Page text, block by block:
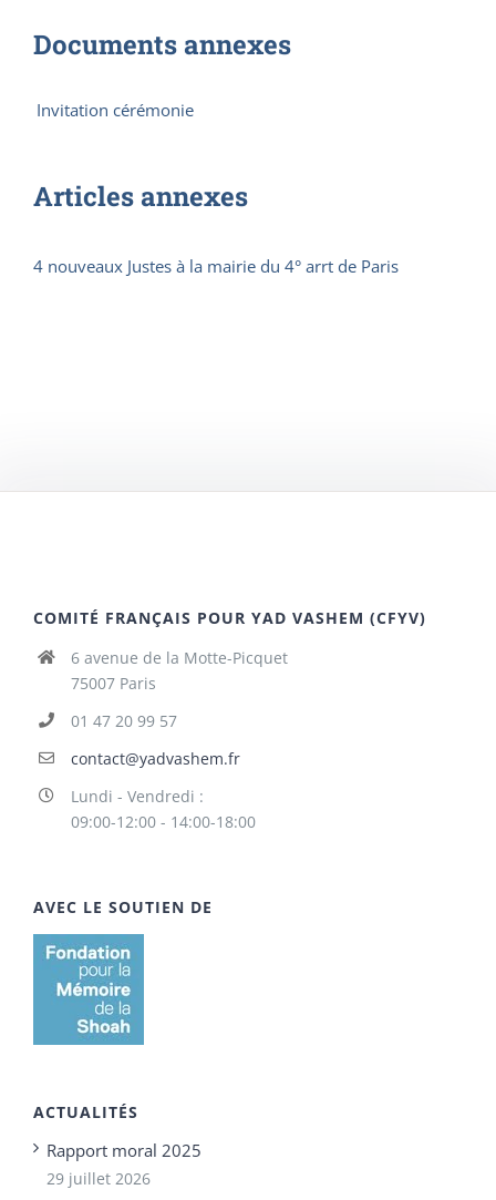
Documents annexes
Invitation cérémonie
Articles annexes
4 nouveaux Justes à la mairie du 4° arrt de Paris
COMITÉ FRANÇAIS POUR YAD VASHEM (CFYV)
6 avenue de la Motte-Picquet
75007 Paris
01 47 20 99 57
contact@yadvashem.fr
Lundi - Vendredi :
09:00-12:00 - 14:00-18:00
AVEC LE SOUTIEN DE
ACTUALITÉS
Rapport moral 2025
29 juillet 2026